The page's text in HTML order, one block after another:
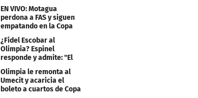
EN VIVO: Motagua
perdona a FAS y siguen
empatando en la Copa
Centroamericana
¿Fidel Escobar al
Olimpia? Espinel
responde y admite: "El
resultado fue corto"
Olimpia le remonta al
Umecit y acaricia el
boleto a cuartos de Copa